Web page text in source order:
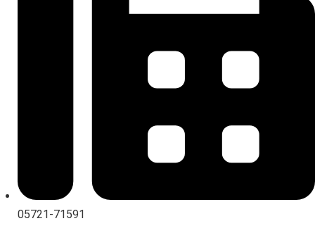
05721-71591